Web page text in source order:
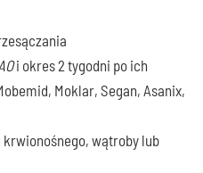
i okres 2 tygodni po ich
Moklar, Segan, Asanix,
krwionośnego, wątroby lub